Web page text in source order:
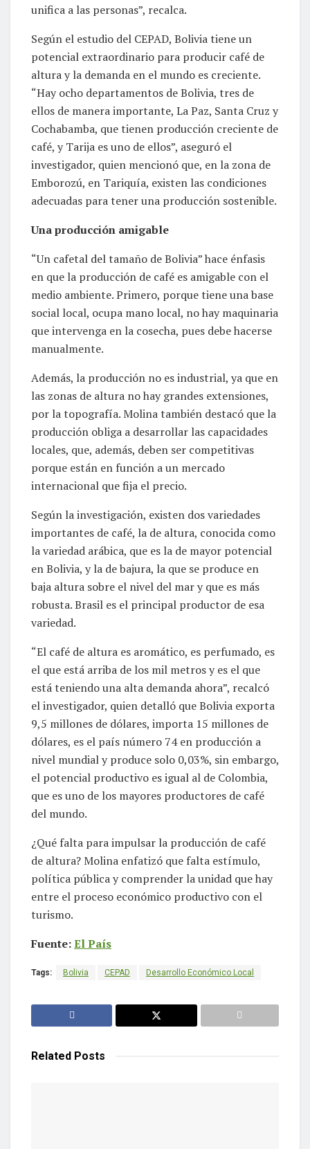
unifica a las personas”, recalca.
Según el estudio del CEPAD, Bolivia tiene un
potencial extraordinario para producir café de
altura y la demanda en el mundo es creciente.
“Hay ocho departamentos de Bolivia, tres de
ellos de manera importante, La Paz, Santa Cruz y
Cochabamba, que tienen producción creciente de
café, y Tarija es uno de ellos”, aseguró el
investigador, quien mencionó que, en la zona de
Emborozú, en Tariquía, existen las condiciones
adecuadas para tener una producción sostenible.
Una producción amigable
“Un cafetal del tamaño de Bolivia” hace énfasis
en que la producción de café es amigable con el
medio ambiente. Primero, porque tiene una base
social local, ocupa mano local, no hay maquinaria
que intervenga en la cosecha, pues debe hacerse
manualmente.
Además, la producción no es industrial, ya que en
las zonas de altura no hay grandes extensiones,
por la topografía. Molina también destacó que la
producción obliga a desarrollar las capacidades
locales, que, además, deben ser competitivas
porque están en función a un mercado
internacional que fija el precio.
Según la investigación, existen dos variedades
importantes de café, la de altura, conocida como
la variedad arábica, que es la de mayor potencial
en Bolivia, y la de bajura, la que se produce en
baja altura sobre el nivel del mar y que es más
robusta. Brasil es el principal productor de esa
variedad.
“El café de altura es aromático, es perfumado, es
el que está arriba de los mil metros y es el que
está teniendo una alta demanda ahora”, recalcó
el investigador, quien detalló que Bolivia exporta
9,5 millones de dólares, importa 15 millones de
dólares, es el país número 74 en producción a
nivel mundial y produce solo 0,03%, sin embargo,
el potencial productivo es igual al de Colombia,
que es uno de los mayores productores de café
del mundo.
¿Qué falta para impulsar la producción de café
de altura? Molina enfatizó que falta estímulo,
política pública y comprender la unidad que hay
entre el proceso económico productivo con el
turismo.
Fuente:El País
Tags: Bolivia CEPAD Desarrollo Económico Local
Related Posts